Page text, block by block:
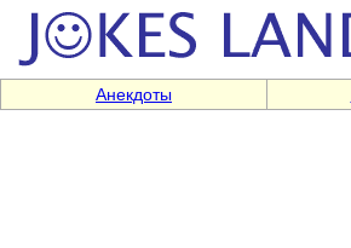
Анекдоты